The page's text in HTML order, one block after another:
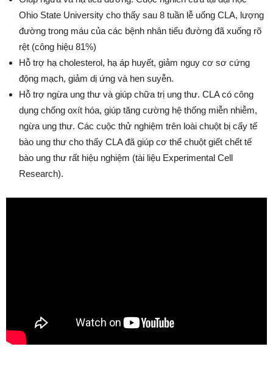
Ohio State University cho thấy sau 8 tuần lễ uống CLA, lượng
đường trong máu của các bệnh nhân tiểu đường đã xuống rõ
rệt (công hiệu 81%)
Hỗ trợ hạ cholesterol, hạ áp huyết, giảm nguy cơ sơ cứng
động mạch, giảm dị ứng và hen suyễn.
Hỗ trợ ngừa ung thư và giúp chữa trị ung thư. CLA có công
dụng chống oxít hóa, giúp tăng cường hệ thống miễn nhiễm,
ngừa ung thư. Các cuộc thử nghiệm trên loài chuột bị cấy tế
bào ung thư cho thấy CLA đã giúp cơ thể chuột giết chết tế
bào ung thư rất hiệu nghiệm (tài liệu Experimental Cell
Research).